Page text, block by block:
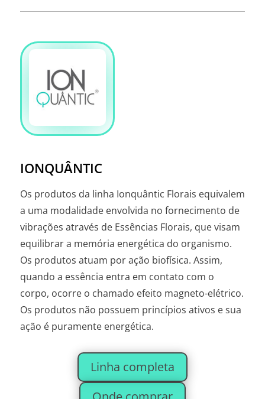
IONQUÂNTIC
Os produtos da linha Ionquântic Florais equivalem
a uma modalidade envolvida no fornecimento de
vibrações através de Essências Florais, que visam
equilibrar a memória energética do organismo.
Os produtos atuam por ação biofísica. Assim,
quando a essência entra em contato com o
corpo, ocorre o chamado efeito magneto-elétrico.
Os produtos não possuem princípios ativos e sua
ação é puramente energética.
Linha completa